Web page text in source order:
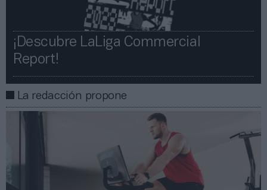
¡Descubre LaLiga Commercial
Report!​​
La redacción propone